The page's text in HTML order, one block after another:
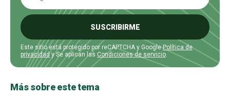
SUSCRIBIRME
Este sitio está protegido por reCAPTCHA y GooglePolítica de
privacidady Se aplican las Condiciones de servicio.
Más sobre este tema